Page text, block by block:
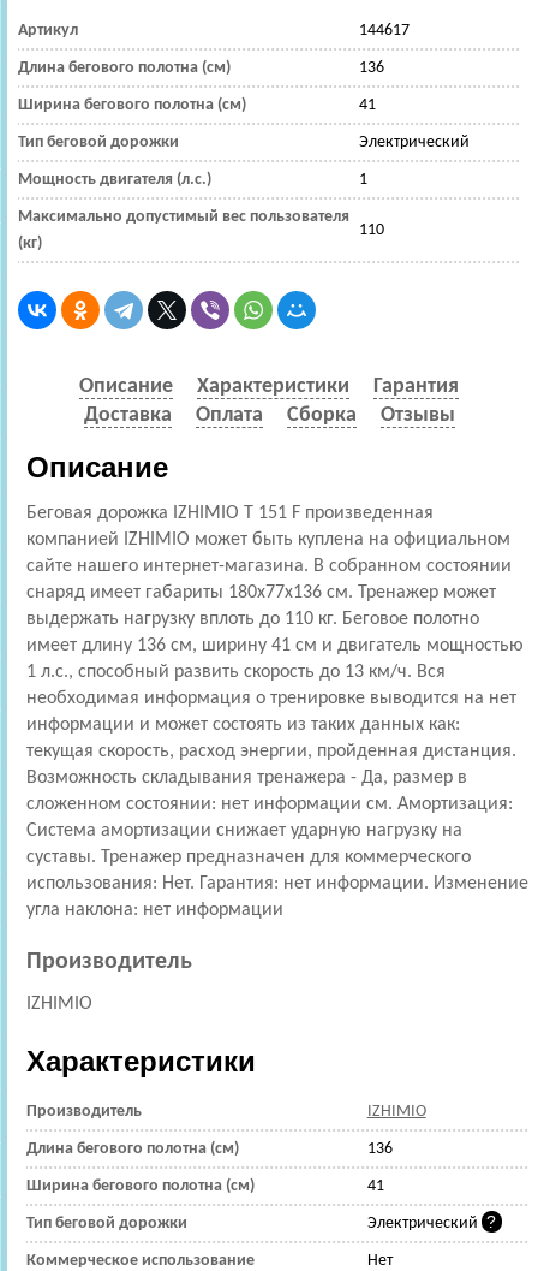
Артикул 144617
Длина бегового полотна (см) 136
Ширина бегового полотна (см) 41
Тип беговой дорожки Электрический
Мощность двигателя (л.с.) 1
Максимально допустимый вес пользователя
(кг)
110
Описание Характеристики
Гарантия
Доставка
Оплата Сборка Отзывы
Описание
Беговая дорожка IZHIMIO T 151 F произведенная
компанией IZHIMIO может быть куплена на официальном
сайте нашего интернет-магазина. В собранном состоянии
снаряд имеет габариты 180x77x136 см. Тренажер может
выдержать нагрузку вплоть до 110 кг. Беговое полотно
имеет длину 136 см, ширину 41 см и двигатель мощностью
1 л.с., способный развить скорость до 13 км/ч. Вся
необходимая информация о тренировке выводится на нет
информации и может состоять из таких данных как:
текущая скорость, расход энергии, пройденная дистанция.
Возможность складывания тренажера - Да, размер в
сложенном состоянии: нет информации см. Амортизация:
Cистема амортизации снижает ударную нагрузку на
суставы. Тренажер предназначен для коммерческого
использования: Нет. Гарантия: нет информации. Изменение
угла наклона: нет информации
Производитель
IZHIMIO
Характеристики
Производитель IZHIMIO
Длина бегового полотна (см) 136
Ширина бегового полотна (см) 41
Тип беговой дорожки Электрический
Коммерческое использование Нет